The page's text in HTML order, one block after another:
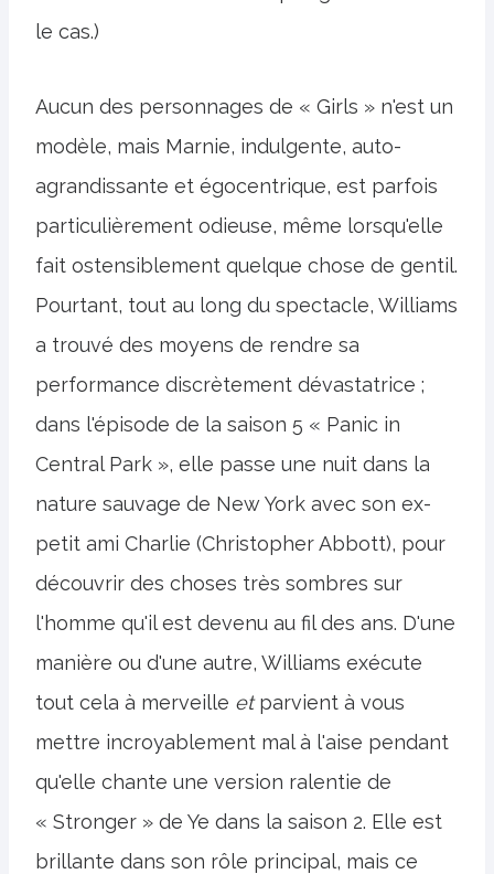
le cas.)
Aucun des personnages de « Girls » n'est un
modèle, mais Marnie, indulgente, auto-
agrandissante et égocentrique, est parfois
particulièrement odieuse, même lorsqu'elle
fait ostensiblement quelque chose de gentil.
Pourtant, tout au long du spectacle, Williams
a trouvé des moyens de rendre sa
performance discrètement dévastatrice ;
dans l'épisode de la saison 5 « Panic in
Central Park », elle passe une nuit dans la
nature sauvage de New York avec son ex-
petit ami Charlie (Christopher Abbott), pour
découvrir des choses très sombres sur
l'homme qu'il est devenu au fil des ans. D'une
manière ou d'une autre, Williams exécute
tout cela à merveille etparvient à vous
mettre incroyablement mal à l'aise pendant
qu'elle chante une version ralentie de
« Stronger » de Ye dans la saison 2. Elle est
brillante dans son rôle principal, mais ce